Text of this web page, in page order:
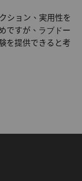
ション、実用性を
ですが、 ラブドー
を提供できると考